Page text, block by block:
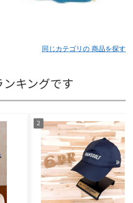
同じカテゴリの 商品を探す
キングです